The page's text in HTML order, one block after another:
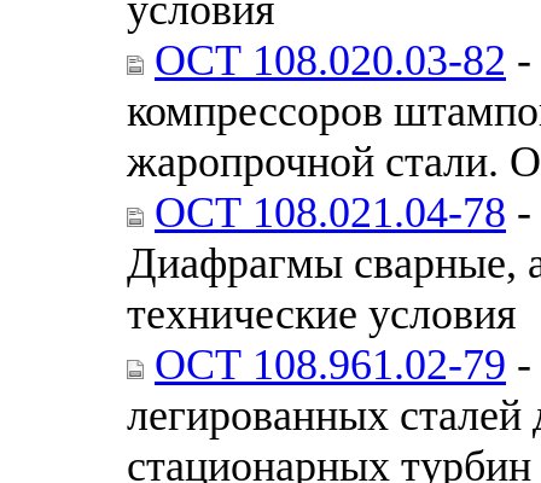
ОСТ 108.020.03-82 -
компрессоров
жаропрочной стали.
ОСТ 108.021.04-78 -
Диафрагмы сварные,
технические условия
ОСТ 108.961.02-79 -
легированных
стационарных